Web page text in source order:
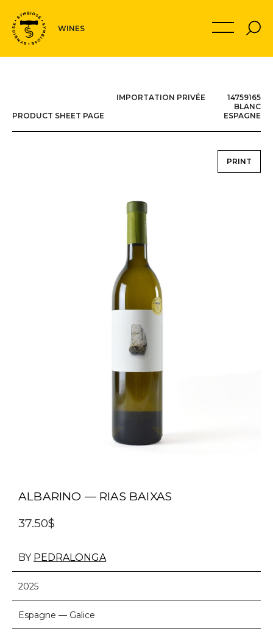
WINES
Navigation
secondaire
PRODUCT SHEET PAGE
IMPORTATION PRIVÉE 14759165
BLANC
ESPAGNE
PRINT
ALBARINO — RIAS BAIXAS
37.50$
BY PEDRALONGA
2025
Espagne — Galice